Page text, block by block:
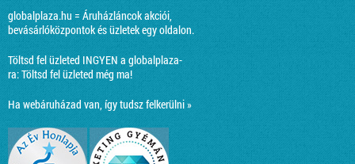
globalplaza.hu = Áruházláncok akciói,
bevásárlóközpontok és üzletek egy oldalon.
Töltsd fel üzleted INGYEN a globalplaza-
ra:Töltsd fel üzleted még ma!
Ha webáruházad van, így tudsz felkerülni »